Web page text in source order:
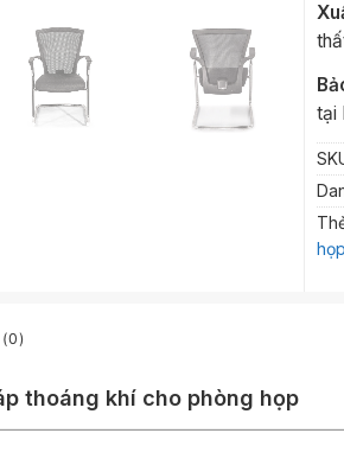
tại
họp
(0)
thoáng khí cho phòng họp